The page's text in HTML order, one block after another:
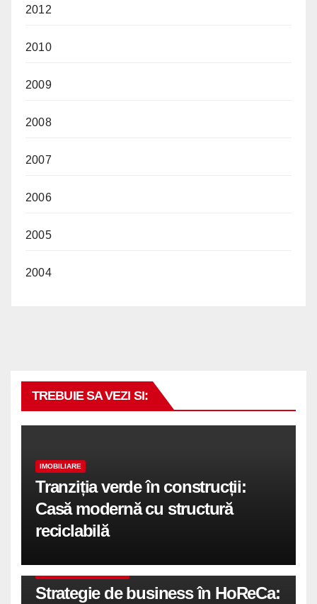
2012
2010
2009
2008
2007
2006
2005
2004
TREBUIE SA VEZI SI:
IMOBILIARE
Tranziția verde în construcții:
Casă modernă cu structură
reciclabilă
Strategie de business în HoReCa: